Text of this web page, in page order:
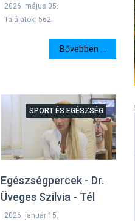
2026. május 05.
Találatok: 562
Bővebben ...
Egészségpercek - Dr.
Üveges Szilvia - Tél
SPORT ÉS EGÉSZSÉG
2026. január 15.